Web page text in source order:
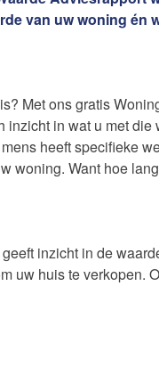
Onze
Woning
van uw woning én
Met ons gratis
inzicht in wat u met die
heeft specifieke
woning. Want hoe
inzicht in de
uw huis te verkopen.